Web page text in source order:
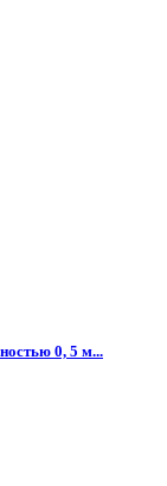
0, 5 м...